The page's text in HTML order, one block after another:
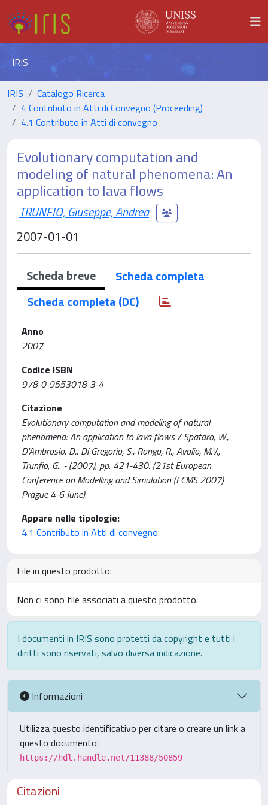
IRIS
IRIS
Catalogo Ricerca
4 Contributo in Atti di Convegno (Proceeding)
4.1 Contributo in Atti di convegno
Evolutionary computation and
modeling of natural phenomena: An
application to lava flows
TRUNFIO, Giuseppe, Andrea
2007-01-01
Scheda breve
Scheda completa
Scheda completa (DC)
Anno
2007
Codice ISBN
978-0-9553018-3-4
Citazione
Evolutionary computation and modeling of natural
phenomena: An application to lava flows / Spataro, W.,
D'Ambrosio, D., Di Gregorio, S., Rongo, R., Avolio, M.V.,
Trunfio, G.. - (2007), pp. 421-430. (21st European
Conference on Modelling and Simulation (ECMS 2007)
Prague 4-6 June).
Appare nelle tipologie:
4.1 Contributo in Atti di convegno
File in questo prodotto:
Non ci sono file associati a questo prodotto.
I documenti in IRIS sono protetti da copyright e tutti i
diritti sono riservati, salvo diversa indicazione.
Informazioni
Utilizza questo identificativo per citare o creare un link a
questo documento:
https://hdl.handle.net/11388/50859
Citazioni